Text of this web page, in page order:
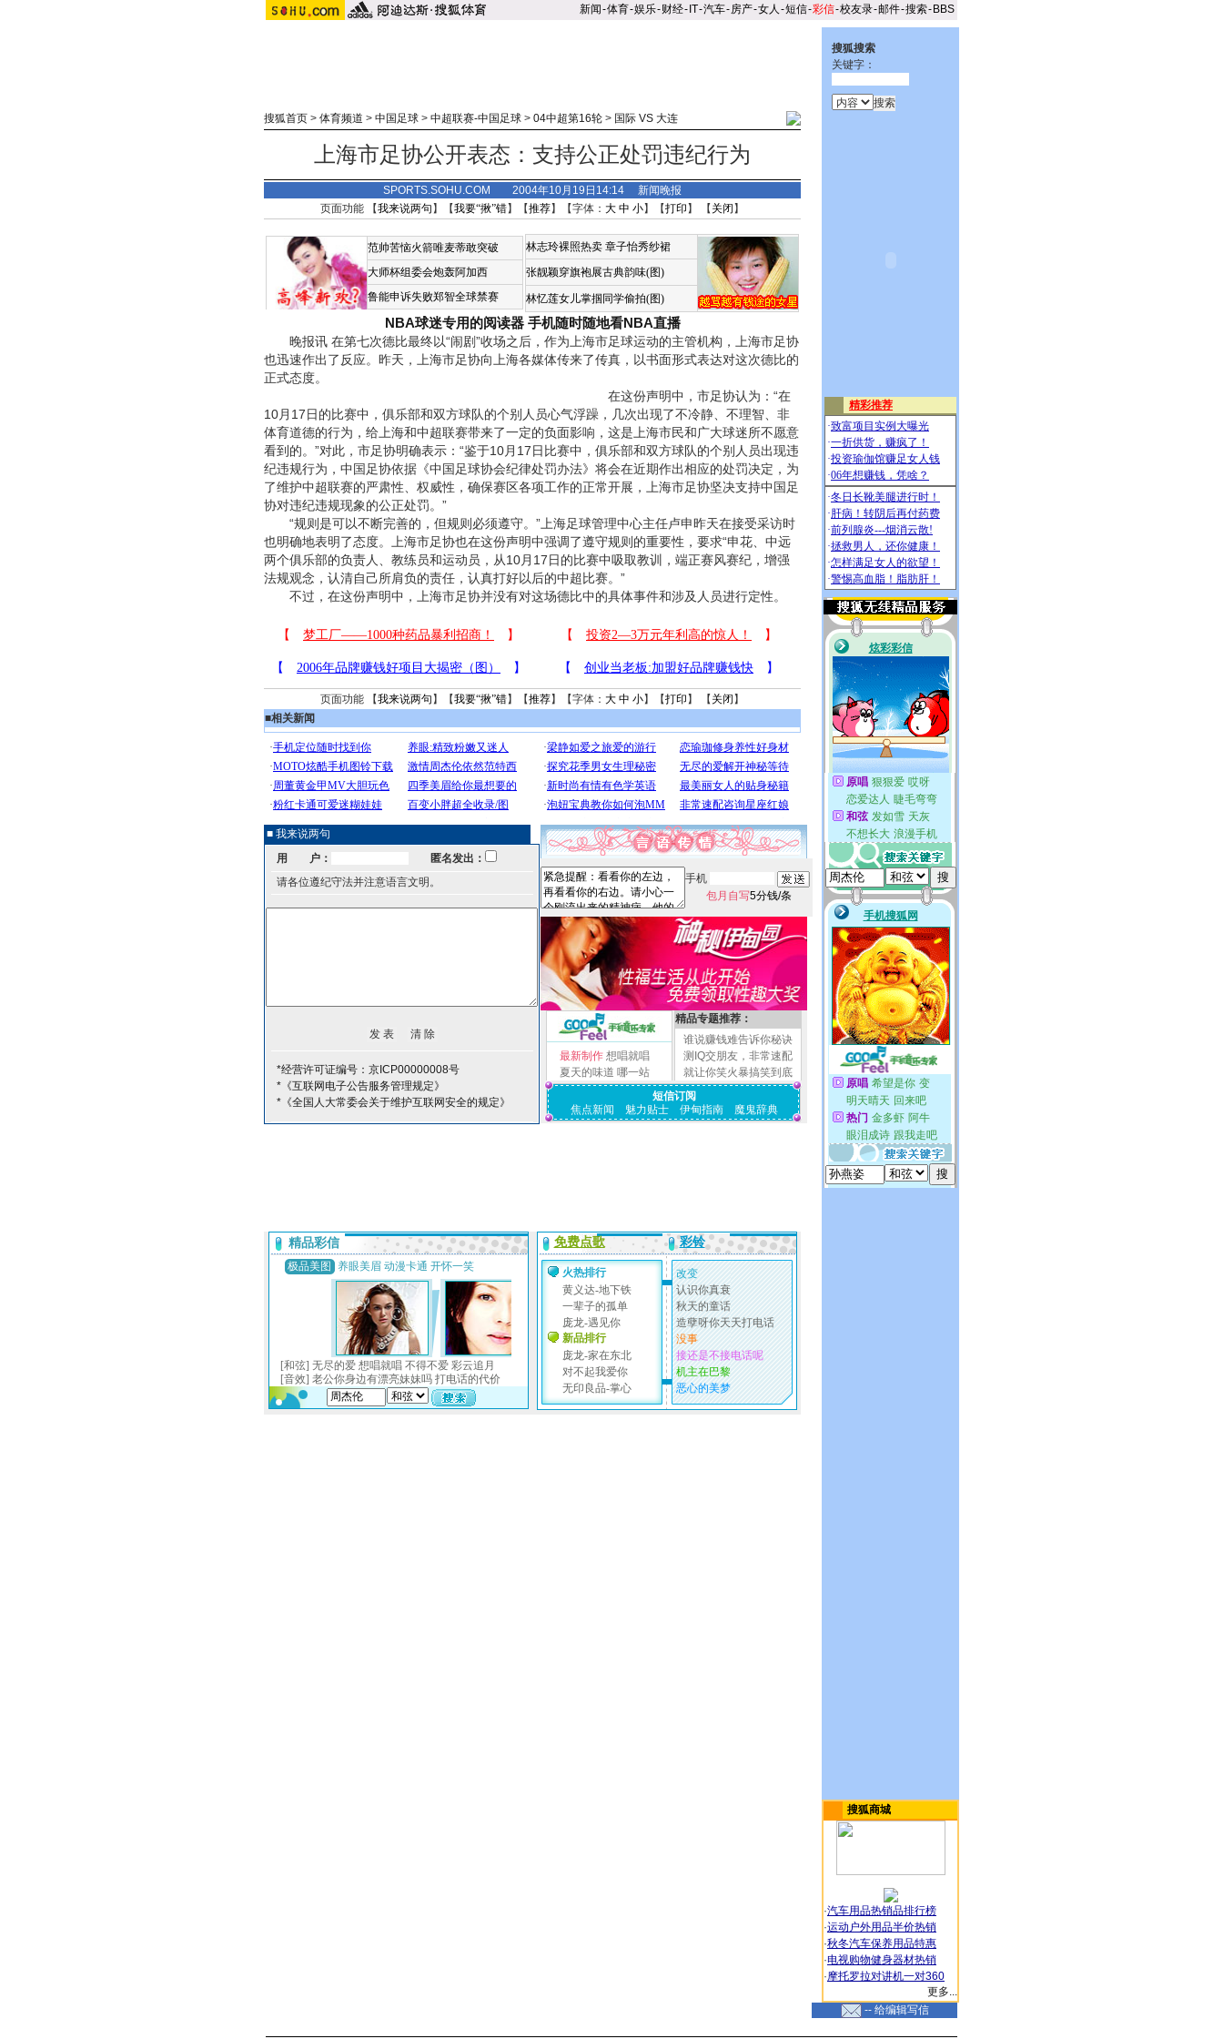
新闻-体育-娱乐-财经- IT-汽车-房产-女人 -短信-彩信-校友录-邮件-搜索- BBS
搜狐首页 > 体育频道 > 中国足球 > 中超联赛-中国足球 > 04中超第16轮 > 国际 VS 大连
上海市足协公开表态：支持公正处罚违纪行为
SPORTS.SOHU.COM 2004年10月19日14:14 新闻晚报
页面功能 【我来说两句 】【我要“揪”错】【推荐】【字体： 大 中 小】【打印 】 【 关闭 】
范帅苦恼火箭唯麦蒂敢突破
大师杯组委会炮轰阿加西
鲁能申诉失败郑智全球禁赛
林志玲裸照热卖 章子怡秀纱裙
张靓颖穿旗袍展古典韵味(图)
林忆莲女儿掌掴同学偷拍(图)
NBA球迷专用的阅读器 手机随时随地看NBA直播
晚报讯 在第七次德比最终以“闹剧”收场之后，作为上海市足球运动的主管机构，上海市足协
也迅速作出了反应。昨天，上海市足协向上海各媒体传来了传真，以书面形式表达对这次德比的
正式态度。
在这份声明中，市足协认为：“在
10月17日的比赛中，俱乐部和双方球队的个别人员心气浮躁，几次出现了不冷静、不理智、非
体育道德的行为，给上海和中超联赛带来了一定的负面影响，这是上海市民和广大球迷所不愿意
看到的。”对此，市足协明确表示：“鉴于10月17日比赛中，俱乐部和双方球队的个别人员出现违
纪违规行为，中国足协依据《中国足球协会纪律处罚办法》将会在近期作出相应的处罚决定，为
了维护中超联赛的严肃性、权威性，确保赛区各项工作的正常开展，上海市足协坚决支持中国足
协对违纪违规现象的公正处罚。”
“规则是可以不断完善的，但规则必须遵守。”上海足球管理中心主任卢申昨天在接受采访时
也明确地表明了态度。上海市足协也在这份声明中强调了遵守规则的重要性，要求“申花、中远
两个俱乐部的负责人、教练员和运动员，从10月17日的比赛中吸取教训，端正赛风赛纪，增强
法规观念，认清自己所肩负的责任，认真打好以后的中超比赛。”
不过，在这份声明中，上海市足协并没有对这场德比中的具体事件和涉及人员进行定性。
页面功能 【我来说两句 】【我要“揪”错】【推荐】【字体： 大 中 小】【打印 】 【 关闭 】
■相关新闻
■ 我来说两句
用 户：
匿名发出：
请各位遵纪守法并注意语言文明。
*经营许可证编号：京ICP00000008号
*《互联网电子公告服务管理规定》
*《全国人大常委会关于维护互联网安全的规定》
手机
包月自写5分钱/条
最新制作 想唱就唱
夏天的味道 哪一站
精品专题推荐：
谁说赚钱难告诉你秘诀
测IQ交朋友，非常速配
就让你笑火暴搞笑到底
短信订阅
焦点新闻
魅力贴士 伊甸指南 魔鬼辞典
搜狐搜索
关键字：
搜狐商城
·汽车用品热销品排行榜
·运动户外用品半价热销
·秋冬汽车保养用品特惠
·电视购物健身器材热销
·摩托罗拉对讲机一对360
更多...
-- 给编辑写信